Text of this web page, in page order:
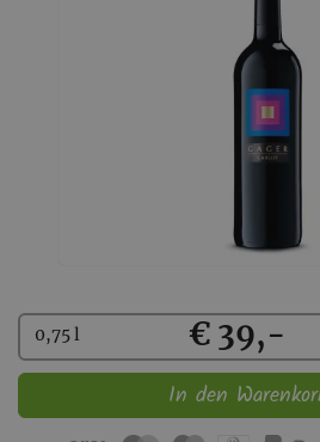
Kaufen
0,75 l € 39,-
In den